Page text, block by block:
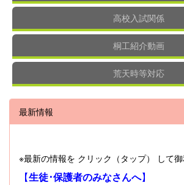
高校入試関係
桐工紹介動画
荒天時等対応
最新情報
※最新の情報を クリック（タップ） して御
【生徒･保護者のみなさんへ】